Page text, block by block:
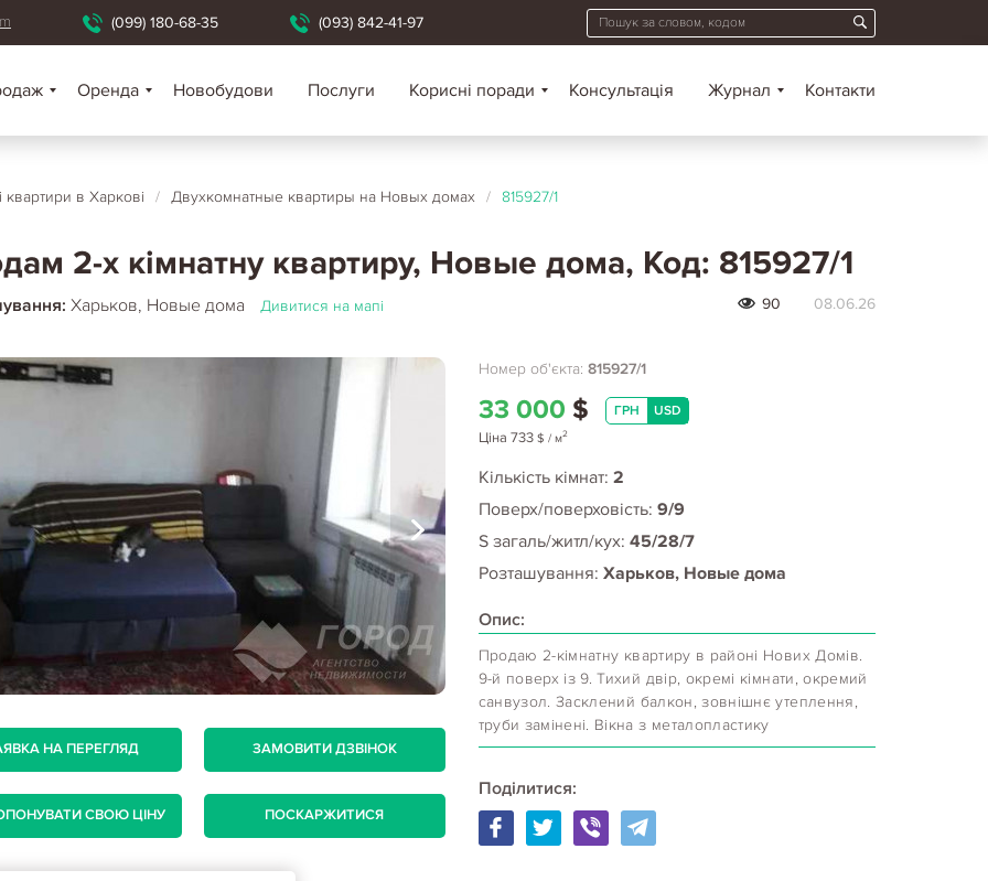
(099) 180-68-35 (093) 842-41-97
Оренда Новобудови Послуги Корисні поради Консультація Журнал Контакти
квартири в Харкові / Двухкомнатные квартиры на Новых домах / 815927/1
2-х кімнатну квартиру, Новые дома, Код: 815927/1
Харьков, Новые дома Дивитися на мапі 90 08.06.26
НА ПЕРЕГЛЯД ЗАМОВИТИ ДЗВІНОК
СВОЮ ЦІНУ ПОСКАРЖИТИСЯ
Номер об'єкта: 815927/1
33 000 $ ГРН USD
Ціна 733 $ / м2
Кількість кімнат: 2
Поверх/поверховість: 9/9
S загаль/житл/кух: 45/28/7
Розташування: Харьков, Новые дома
Опис:
Продаю 2-кімнатну квартиру в районі Нових Домів.
9-й поверх із 9. Тихий двір, окремі кімнати, окремий
санвузол. Засклений балкон, зовнішнє утеплення,
труби замінені. Вікна з металопластику
Поділитися: